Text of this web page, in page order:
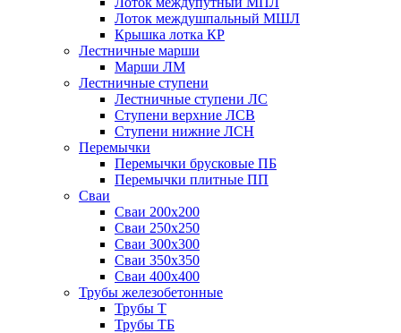
Лоток междушпальный МШЛ
Крышка лотка КР
Лестничные марши
Марши ЛМ
Лестничные ступени
Лестничные ступени ЛС
Ступени верхние ЛСВ
Ступени нижние ЛСН
Перемычки
Перемычки брусковые ПБ
Перемычки плитные ПП
Сваи
Сваи 200х200
Сваи 250х250
Сваи 300х300
Сваи 350х350
Сваи 400х400
Трубы железобетонные
Трубы Т
Трубы ТБ